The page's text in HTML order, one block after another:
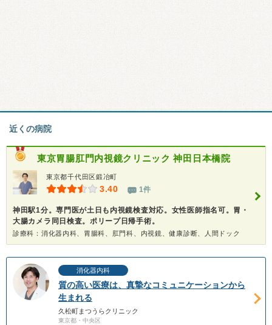
近くの病院
東京胃腸肛門内視鏡クリニック 神田日本橋院
東京都千代田区鍛冶町
3.40 1件
神田駅1分。専門医が土日も内視鏡検査対応。女性医師指名可。胃・
大腸カメラ同日検査。ポリープ日帰手術。
診療科：消化器内科、胃腸科、肛門科、内視鏡、健康診断、人間ドック
消化器内科
質の高い医療は、真摯なコミュニケーションから
生まれる
久松町まつうらクリニック
東京都・中央区